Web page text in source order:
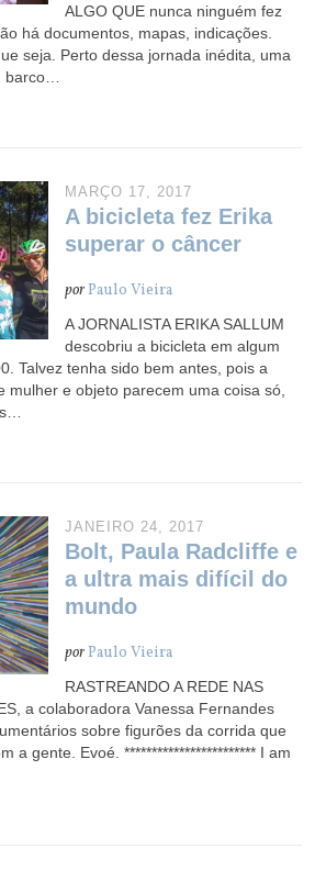
ALGO QUE nunca ninguém fez
há documentos, mapas, indicações.
seja. Perto dessa jornada inédita, uma
barco…
MARÇO 17, 2017
A bicicleta fez Erika
superar o câncer
porPaulo Vieira
A JORNALISTA ERIKA SALLUM
descobriu a bicicleta em algum
Talvez tenha sido bem antes, pois a
mulher e objeto parecem uma coisa só,
JANEIRO 24, 2017
Bolt, Paula Radcliffe e
a ultra mais difícil do
mundo
porPaulo Vieira
RASTREANDO A REDE NAS
a colaboradora Vanessa Fernandes
sobre figurões da corrida que
a gente. Evoé. ************************ I am